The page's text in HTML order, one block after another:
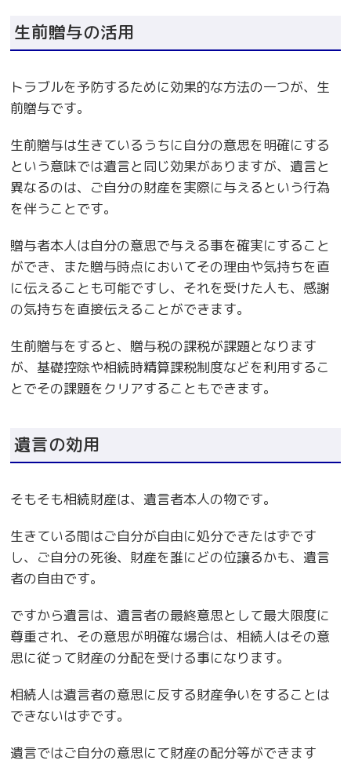
生前贈与の活用
トラブルを予防するために効果的な方法の一つが、生
前贈与です。
生前贈与は生きているうちに自分の意思を明確にする
という意味では遺言と同じ効果がありますが、遺言と
異なるのは、ご自分の財産を実際に与えるという行為
を伴うことです。
贈与者本人は自分の意思で与える事を確実にすること
ができ、また贈与時点においてその理由や気持ちを直
に伝えることも可能ですし、それを受けた人も、感謝
の気持ちを直接伝えることができます。
生前贈与をすると、贈与税の課税が課題となります
が、基礎控除や相続時精算課税制度などを利用するこ
とでその課題をクリアすることもできます。
遺言の効用
そもそも相続財産は、遺言者本人の物です。
生きている間はご自分が自由に処分できたはずです
し、ご自分の死後、財産を誰にどの位譲るかも、遺言
者の自由です。
ですから遺言は、遺言者の最終意思として最大限度に
尊重され、その意思が明確な場合は、相続人はその意
思に従って財産の分配を受ける事になります。
相続人は遺言者の意思に反する財産争いをすることは
できないはずです。
遺言ではご自分の意思にて財産の配分等ができます